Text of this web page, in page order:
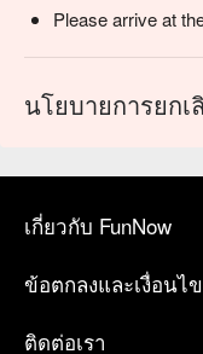
Please arrive at
นโยบายการยก
เกี่ยวกับ FunNow
ข้อตกลงและเงื่อนไข
ติดต่อเรา